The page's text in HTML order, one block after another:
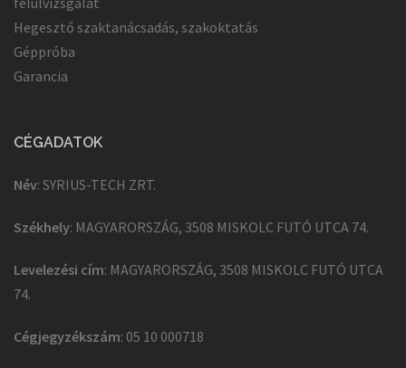
Hegesztő szaktanácsadás, szakoktatás
Géppróba
Garancia
CÉGADATOK
Név: SYRIUS-TECH ZRT.
Székhely: MAGYARORSZÁG, 3508 MISKOLC FUTÓ UTCA 74.
Levelezési cím: MAGYARORSZÁG, 3508 MISKOLC FUTÓ UTCA
74.
Cégjegyzékszám: 05 10 000718